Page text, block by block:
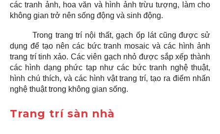
các tranh ảnh, hoa văn và hình ảnh trừu tượng, làm cho
không gian trở nên sống động và sinh động.
Trong trang trí nội thất, gạch ốp lát cũng được sử
dụng để tạo nên các bức tranh mosaic và các hình ảnh
trang trí tinh xảo. Các viên gạch nhỏ được sắp xếp thành
các hình dạng phức tạp như các bức tranh nghệ thuật,
hình chú thích, và các hình vật trang trí, tạo ra điểm nhấn
nghệ thuật trong không gian sống.
Trang trí sàn nhà